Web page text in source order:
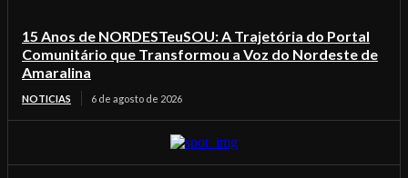
15 Anos de NORDESTeuSOU: A Trajetória do Portal
Comunitário que Transformou a Voz do Nordeste de
Amaralina
NOTICIAS 6 de agosto de 2026